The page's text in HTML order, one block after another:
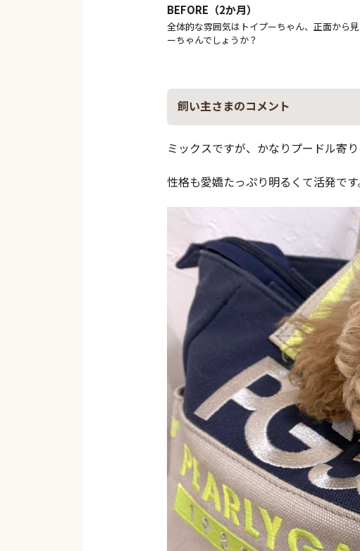
BEFORE（2か月）
全体的な雰囲気はトイプーちゃん、正面から
ーちゃんでしょうか？
飼い主さまのコメント
ミックスですが、かなりプードル寄
性格も愛嬌たっぷり明るくて活発です